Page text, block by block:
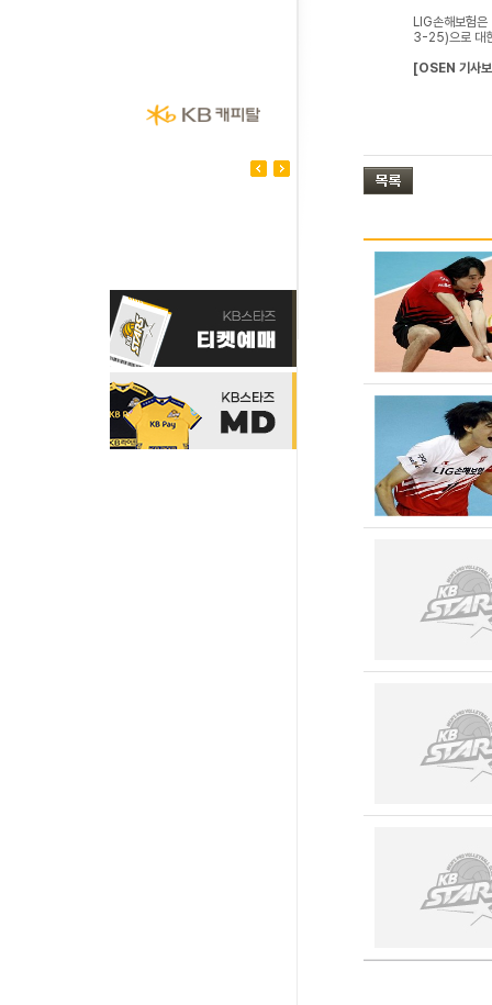
LIG손해보험
3-25)으로 대
[OSEN 기사